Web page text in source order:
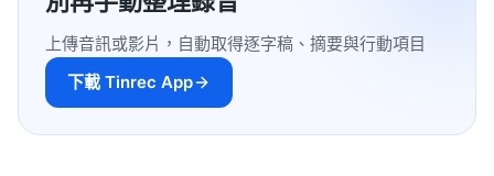
上傳音訊或影片，自動取得逐字稿、摘要與行動項目
下載 Tinrec App